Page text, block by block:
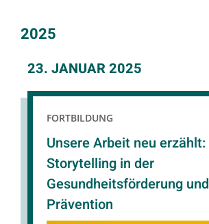
2025
23. JANUAR 2025
FORTBILDUNG
Unsere Arbeit neu erzählt:
Storytelling in der
Gesundheitsförderung und
Prävention